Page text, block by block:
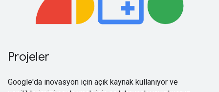
Projeler
Google'da inovasyon için açık kaynak kullanıyor ve